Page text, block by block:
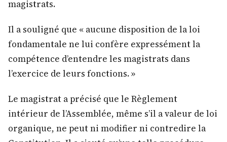
magistrats.
Il a souligné que « aucune disposition de la loi
fondamentale ne lui confère expressément la
compétence d’entendre les magistrats dans
l’exercice de leurs fonctions. »
Le magistrat a précisé que le Règlement
intérieur de l’Assemblée, même s’il a valeur de loi
organique, ne peut ni modifier ni contredire la